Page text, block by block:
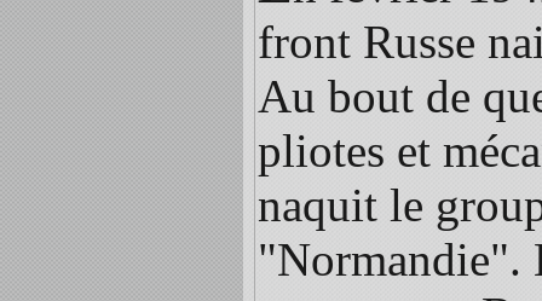
front Russe
Au bout de
pliotes et
naquit le
"Normandie".